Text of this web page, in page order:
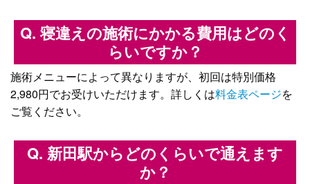
Q. 寝違えの施術にかかる費用はどのく
らいですか？
施術メニューによって異なりますが、初回は特別価格
2,980円でお受けいただけます。詳しくは料金表ページを
ご覧ください。
Q. 新田駅からどのくらいで通えます
か？